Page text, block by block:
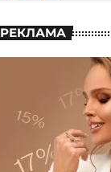
РЕКЛАМА